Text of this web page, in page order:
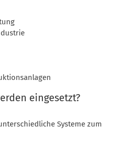
eingesetzt?
Systeme zum